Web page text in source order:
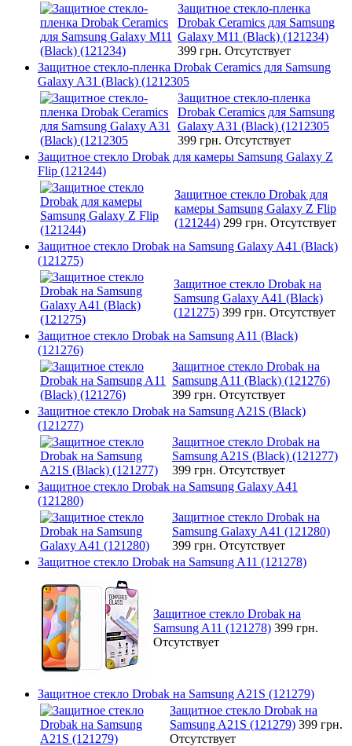
Защитное стекло-пленка
Drobak Ceramics для Samsung
Galaxy M11 (Black) (121234)
399 грн. Отсутствует
Защитное стекло-пленка Drobak Ceramics для Samsung
Galaxy A31 (Black) (1212305
Защитное стекло-пленка
Drobak Ceramics для Samsung
Galaxy A31 (Black) (1212305
399 грн. Отсутствует
Защитное стекло Drobak для камеры Samsung Galaxy Z
Flip (121244)
Защитное стекло Drobak для
камеры Samsung Galaxy Z Flip
(121244) 299 грн. Отсутствует
Защитное стекло Drobak на Samsung Galaxy A41 (Black)
(121275)
Защитное стекло Drobak на
Samsung Galaxy A41 (Black)
(121275) 399 грн. Отсутствует
Защитное стекло Drobak на Samsung A11 (Black)
(121276)
Защитное стекло Drobak на
Samsung A11 (Black) (121276)
399 грн. Отсутствует
Защитное стекло Drobak на Samsung A21S (Black)
(121277)
Защитное стекло Drobak на
Samsung A21S (Black) (121277)
399 грн. Отсутствует
Защитное стекло Drobak на Samsung Galaxy A41
(121280)
Защитное стекло Drobak на
Samsung Galaxy A41 (121280)
399 грн. Отсутствует
Защитное стекло Drobak на Samsung A11 (121278)
Защитное стекло Drobak на
Samsung A11 (121278) 399 грн.
Отсутствует
Защитное стекло Drobak на Samsung A21S (121279)
Защитное стекло Drobak на
Samsung A21S (121279) 399 грн.
Отсутствует